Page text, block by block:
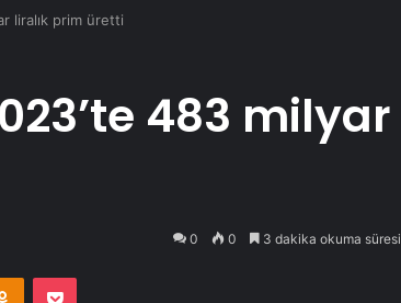
liralık prim üretti
483 milyar
0 0 3 dakika okuma süresi
Odnoklassniki
Pocket